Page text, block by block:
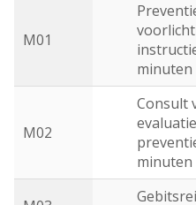
M01
minuten
M02
Consult
minuten